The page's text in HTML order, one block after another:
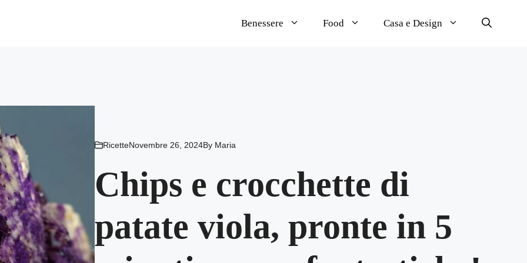
Benessere Food Casa e Design
RicetteNovembre 26, 2024By Maria
Chips e crocchette di
patate viola, pronte in 5